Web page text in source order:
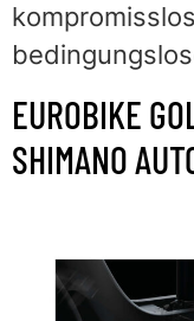
EUROBIKE
SHIMANO